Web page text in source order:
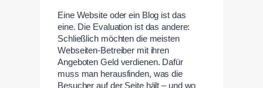
Eine Website oder ein Blog ist das
eine. Die Evaluation ist das andere:
Schließlich möchten die meisten
Webseiten-Betreiber mit ihren
Angeboten Geld verdienen. Dafür
muss man herausfinden, was die
Besucher auf der Seite hält – und wo